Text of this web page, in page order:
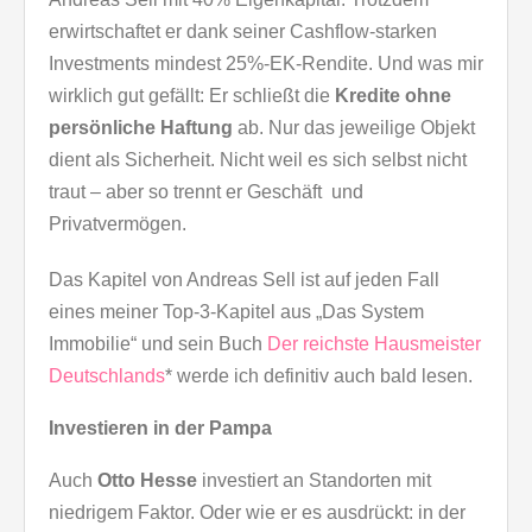
erwirtschaftet er dank seiner Cashflow-starken
Investments mindest 25%-EK-Rendite. Und was mir
wirklich gut gefällt: Er schließt die Kredite ohne
persönliche Haftung ab. Nur das jeweilige Objekt
dient als Sicherheit. Nicht weil es sich selbst nicht
traut – aber so trennt er Geschäft und
Privatvermögen.
Das Kapitel von Andreas Sell ist auf jeden Fall
eines meiner Top-3-Kapitel aus „Das System
Immobilie“ und sein Buch Der reichste Hausmeister
Deutschlands* werde ich definitiv auch bald lesen.
Investieren in der Pampa
Auch Otto Hesse investiert an Standorten mit
niedrigem Faktor. Oder wie er es ausdrückt: in der